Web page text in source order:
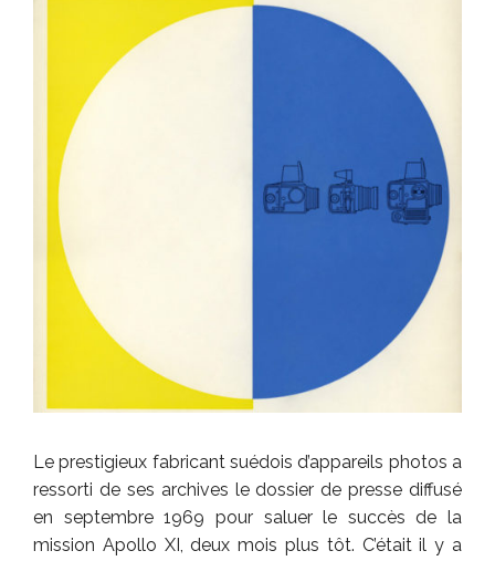
Le prestigieux fabricant suédois d’appareils photos a
ressorti de ses archives le dossier de presse diffusé
en septembre 1969 pour saluer le succès de la
mission Apollo XI, deux mois plus tôt. C’était il y a